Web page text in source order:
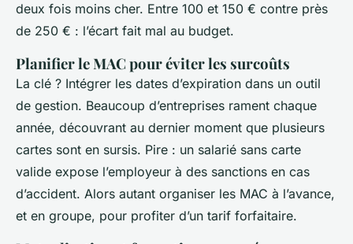
deux fois moins cher. Entre 100 et 150 € contre près
de 250 € : l’écart fait mal au budget.
Planifier le MAC pour éviter les surcoûts
La clé ? Intégrer les dates d’expiration dans un outil
de gestion. Beaucoup d’entreprises rament chaque
année, découvrant au dernier moment que plusieurs
cartes sont en sursis. Pire : un salarié sans carte
valide expose l’employeur à des sanctions en cas
d’accident. Alors autant organiser les MAC à l’avance,
et en groupe, pour profiter d’un tarif forfaitaire.